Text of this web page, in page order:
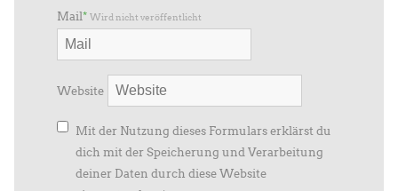
Mail* Wird nicht veröffentlicht
Website
Mit der Nutzung dieses Formulars erklärst du
dich mit der Speicherung und Verarbeitung
deiner Daten durch diese Website